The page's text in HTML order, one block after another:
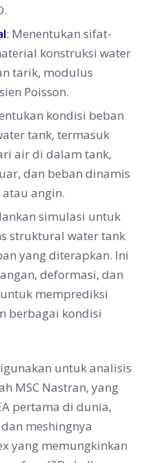
: Menentukan sifat-
konstruksi water
tarik, modulus
Poisson.
kondisi beban
tank, termasuk
air di dalam tank,
dan beban dinamis
angin.
simulasi untuk
struktural water tank
yang diterapkan. Ini
deformasi, dan
memprediksi
berbagai kondisi
untuk analisis
MSC Nastran, yang
pertama di dunia,
meshingnya
yang memungkinkan